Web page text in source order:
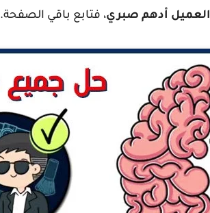
العميل أدهم صبري، فتابع باقي الصفحة.